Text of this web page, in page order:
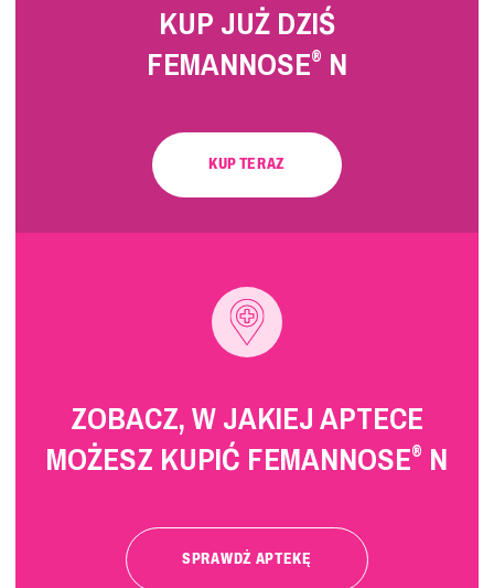
KUP JUŻ DZIŚ
FEMANNOSE® N
KUP TERAZ
ZOBACZ, W JAKIEJ APTECE
MOŻESZ KUPIĆ FEMANNOSE® N
SPRAWDŹ APTEKĘ